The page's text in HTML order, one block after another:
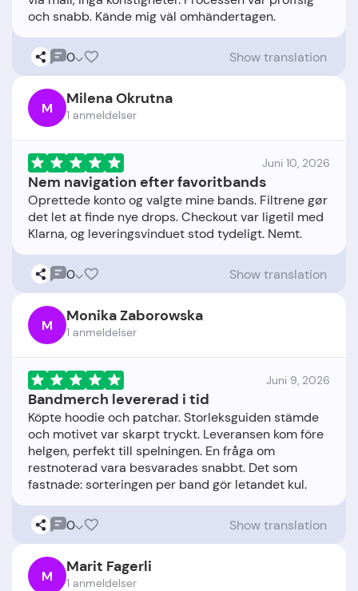
0 Show translation
M Milena Okrutna
1 anmeldelser
Juni 10, 2026
Nem navigation efter favoritbands
Oprettede konto og valgte mine bands. Filtrene gør
det let at finde nye drops. Checkout var ligetil med
0 Show translation
M Monika Zaborowska
1 anmeldelser
Juni 9, 2026
Bandmerch levererad i tid
Köpte hoodie och patchar. Storleksguiden stämde
och motivet var skarpt tryckt. Leveransen kom före
helgen, perfekt till spelningen. En fråga om
restnoterad vara besvarades snabbt. Det som
0 Show translation
M Marit Fagerli
1 anmeldelser